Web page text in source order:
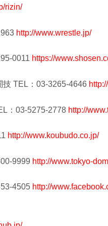
rizin/
http://www.wrestle.jp/
0011 https://
TEL：03-3265-4646
：03-5275-2778 http://
http://www.koubudo.co.jp/
9999 http://www.tokyo-
4505 http://